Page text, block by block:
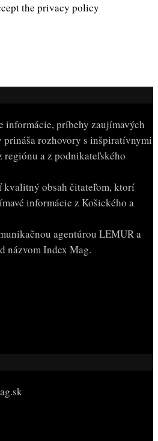
the privacy policy
informácie, príbehy zaujímavých
prináša rozhovory s inšpiratívnymi
a z podnikateľského
kvalitný obsah čitateľom, ktorí
informácie z Košického a
agentúrou LEMUR a
názvom Index Mag.